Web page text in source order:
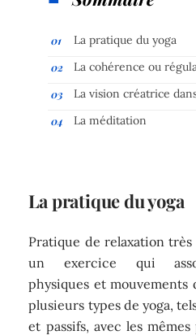
La pratique du yoga
La cohérence ou
La vision créatrice
La méditation
La pratique du yoga
Pratique de relaxation
un exercice qui
physiques et mouvements
plusieurs types de yoga,
et passifs, avec les